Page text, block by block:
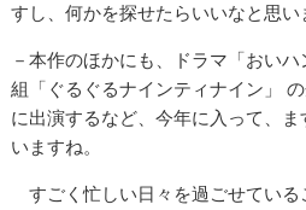
すし、何かを探せたらいいなと思い
－本作のほかにも、ドラマ「おい
組「ぐるぐるナインティナイン」
に出演するなど、今年に入って、
いますね。
すごく忙しい日々を過ごせている